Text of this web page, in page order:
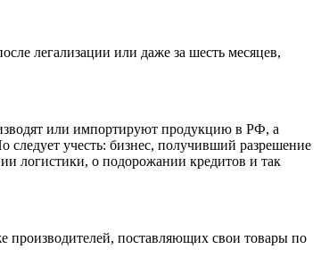
легализации или даже за шесть месяцев,
или импортируют продукцию в РФ, а
учесть: бизнес, получивший разрешение
логистики, о подорожании кредитов и так
производителей, поставляющих свои товары по